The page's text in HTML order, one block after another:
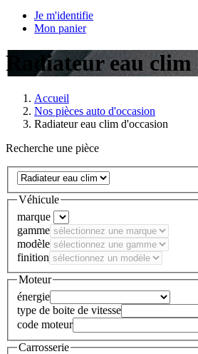
Je m'identifie
Mon panier
Radiateur eau clim
Accueil
Nos pièces auto d'occasion
Radiateur eau clim d'occasion
Recherche une pièce
Véhicule
marque
gamme
modèle
finition
Moteur
énergie
type de boite de vitesse
code moteur
Carrosserie